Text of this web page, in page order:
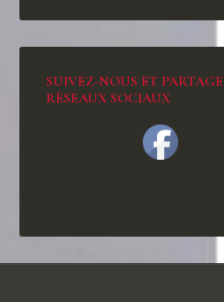
SUIVEZ-NOUS ET
RÉSEAUX SOCIAUX